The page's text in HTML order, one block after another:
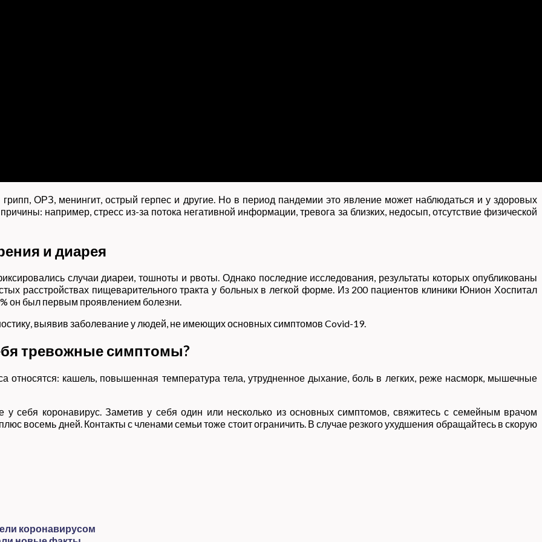
ОРЗ, менингит, острый герпес и другие. Но в период пандемии это явление может наблюдаться и у здоровых
например, стресс из-за потока негативной информации, тревога за близких, недосып, отсутствие физической
и диарея
случаи диареи, тошноты и рвоты. Однако последние исследования, результаты которых опубликованы
расстройствах пищеварительного тракта у больных в легкой форме. Из 200 пациентов клиники Юнион Хоспитал
он был первым проявлением болезни.
выявив заболевание у людей, не имеющих основных симптомов Covid-19.
тревожные симптомы?
относятся: кашель, повышенная температура тела, утрудненное дыхание, боль в легких, реже насморк, мышечные
себя коронавирус. Заметив у себя один или несколько из основных симптомов, свяжитесь с семейным врачом
восемь дней. Контакты с членами семьи тоже стоит ограничить. В случае резкого ухудшения обращайтесь в скорую
коронавирусом